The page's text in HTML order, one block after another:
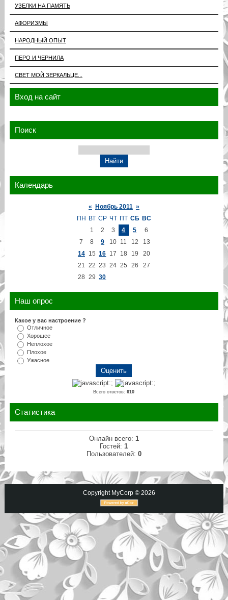
УЗЕЛКИ НА ПАМЯТЬ
АФОРИЗМЫ
НАРОДНЫЙ ОПЫТ
ПЕРО И ЧЕРНИЛА
СВЕТ МОЙ ЗЕРКАЛЬЦЕ...
Вход на сайт
Поиск
Календарь
« Ноябрь 2011 »
ПН ВТ СР ЧТ ПТ СБ ВС
1
2 3 4 5
6
7
8 9 10 11 12
13
14 15 16 17 18 19
20
21
22 23 24 25 26
27
28 29 30
Наш опрос
Какое у вас настроение ?
Отличное
Хорошее
Неплохое
Плохое
Ужасное
Всего ответов:610
Статистика
Онлайн всего: 1
Гостей: 1
Пользователей: 0
Copyright MyCorp © 2026